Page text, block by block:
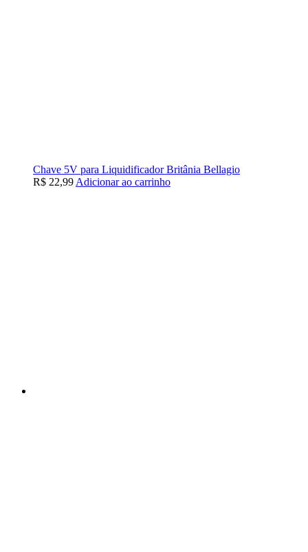
Chave 5V para Liquidificador Britânia Bellagio
R$ 22,99Adicionar ao carrinho